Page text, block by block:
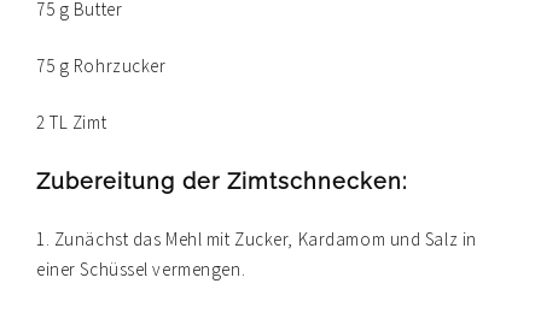
75 g Butter
75 g Rohrzucker
2 TL Zimt
Zubereitung der Zimtschnecken:
1. Zunächst das Mehl mit Zucker, Kardamom und Salz in
einer Schüssel vermengen.